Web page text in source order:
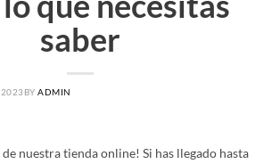
saber
BYADMIN
nuestra tienda online! Si has llegado hasta